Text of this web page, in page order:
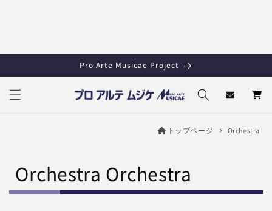
Pro Arte Musicae Project
Cart
トップページ Orchestra
C
o
Orchestra Orchestra